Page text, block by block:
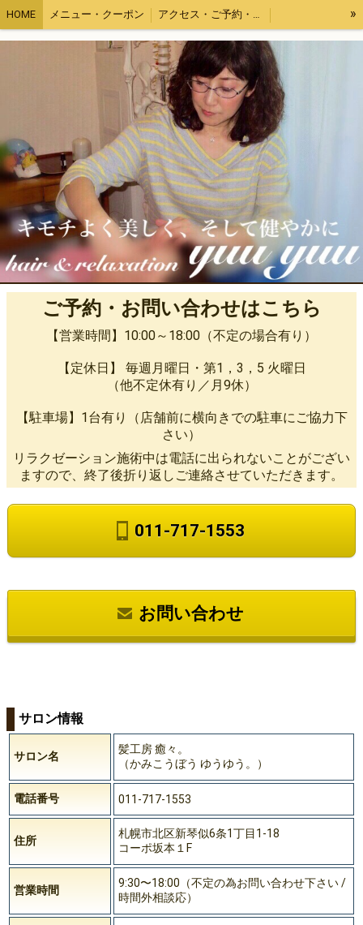
HOME メニュー・クーポン アクセス・ご予約・カレンダー
オーガニックヘナ・エコヴェーダ ヘッドリリース ハワイアンロミロミ
プロフィール・割引 取り扱い商品
»
ご予約・お問い合わせはこちら
【営業時間】10:00～18:00（不定の場合有り）
【定休日】 毎週月曜日・第1，3，5 火曜日
（他不定休有り／月9休）
【駐車場】1台有り（店舗前に横向きでの駐車にご協力下
さい）
リラクゼーション施術中は電話に出られないことがござい
ますので、終了後折り返しご連絡させていただきます。
011-717-1553
お問い合わせ
サロン情報
サロン名
髪工房 癒々。
（かみこうぼう ゆうゆう。）
電話番号 011-717-1553
住所
札幌市北区新琴似6条1丁目1-18
コーポ坂本１F
営業時間
9:30〜18:00（不定の為お問い合わせ下さい /
時間外相談応）